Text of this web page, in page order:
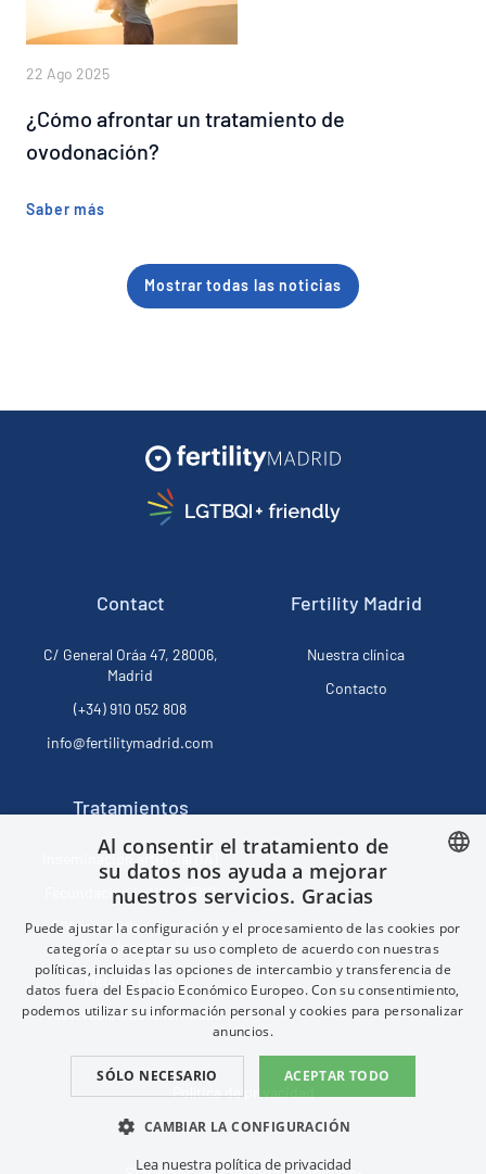
Mostrar todas las noticias
¿Cómo afrontar un tratamiento de
ovodonación?
22 Ago 2025
Saber más
Contact
C/ General Oráa 47, 28006,
Madrid
(+34) 910 052 808
info@fertilitymadrid.com
Fertility Madrid
Nuestra clínica
Contacto
Tratamientos
Inseminación artificial (IA)
Fecundación in Vitro (FIV)
FIV con óvulos donados
(ovodonación)
Método ROPA
Preservación de la fertilidad
Política de privacidad
SPANISH
FRENCH
ENGLISH
CHINESE (SIMPLIFIED)
Al consentir el tratamiento de
su datos nos ayuda a mejorar
nuestros servicios. Gracias
Puede ajustar la configuración y el procesamiento de las cookies por
categoría o aceptar su uso completo de acuerdo con nuestras
políticas, incluidas las opciones de intercambio y transferencia de
datos fuera del Espacio Económico Europeo. Con su consentimiento,
podemos utilizar su información personal y cookies para personalizar
anuncios.
ACEPTAR TODO
SÓLO NECESARIO
CAMBIAR LA CONFIGURACIÓN
Lea nuestra política de privacidad